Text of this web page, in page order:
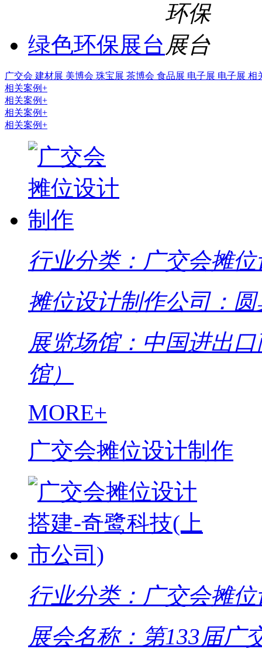
绿色环保展台
广交会 建材展 美博会 珠宝展 茶博会 食品展 电子展 电子展 相
相关案例+
相关案例+
相关案例+
相关案例+
行业分类：广交会摊
摊位设计制作公司：
展览场馆：中国进出
馆）
MORE+
广交会摊位设计制作
行业分类：广交会摊
展会名称：第133届广